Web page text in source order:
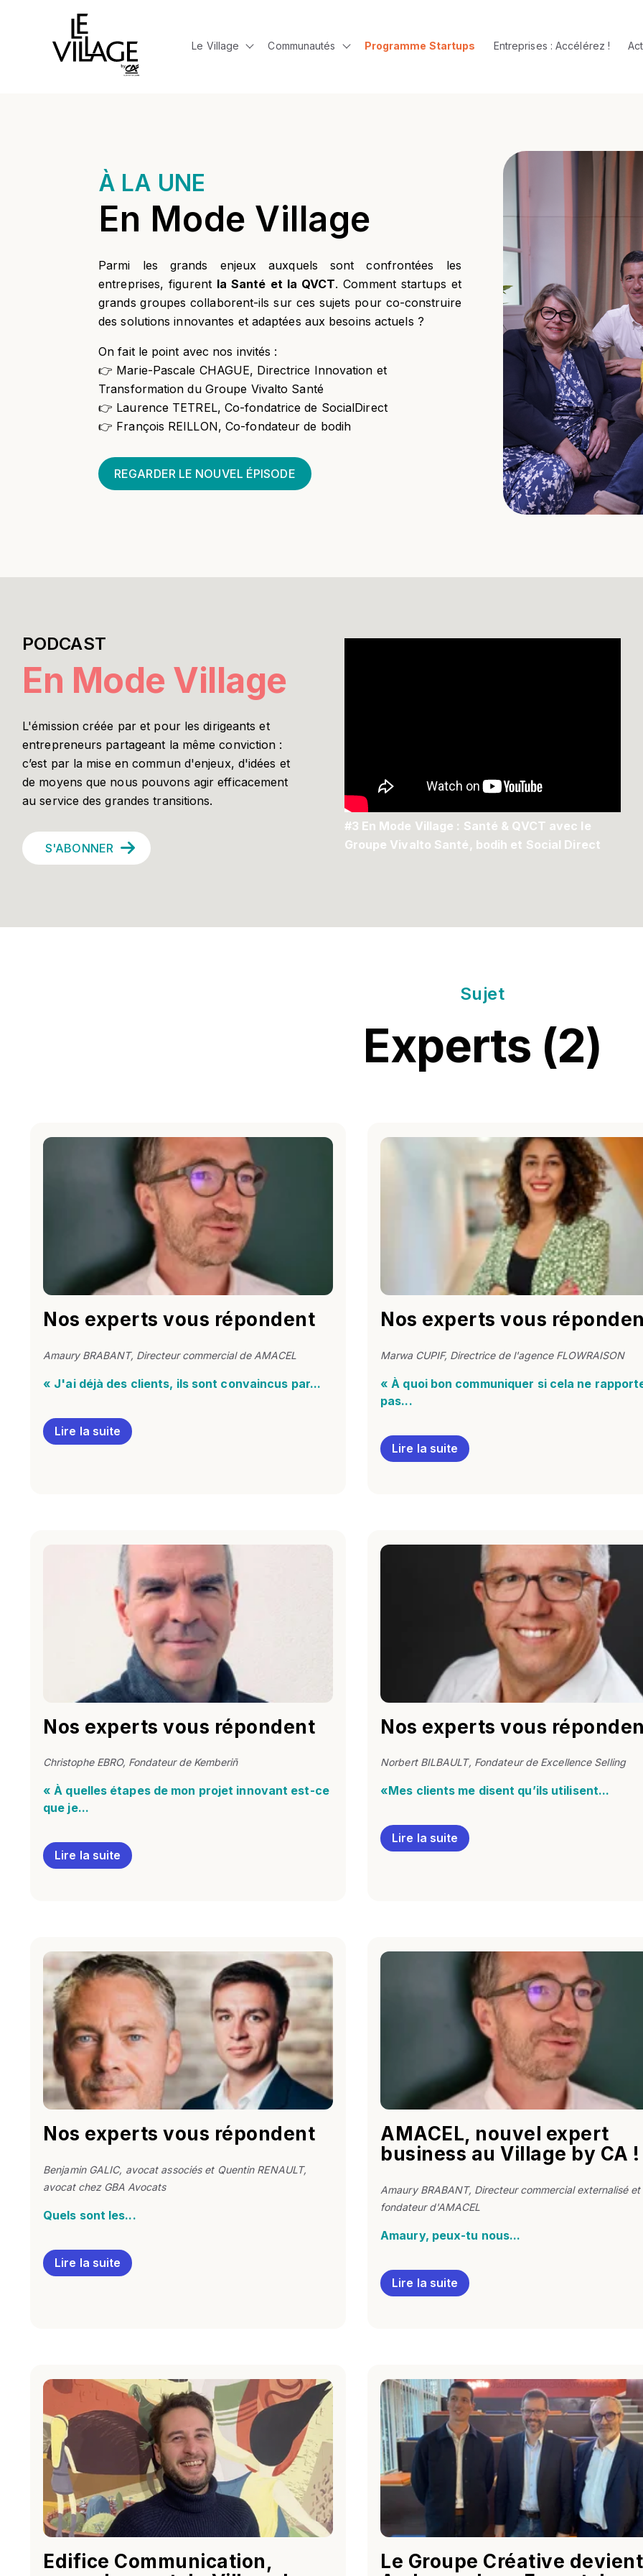
Le Village Show submenu for Le Village
Communautés Show submenu for Communautés
Programme Startups Entreprises : Accélérez !
À LA UNE
En Mode Village
Parmi les grands enjeux auxquels sont confrontées les
entreprises, figurent la Santé et la QVCT. Comment startups et
grands groupes collaborent-ils sur ces sujets pour co-construire
des solutions innovantes et adaptées aux besoins actuels ?
On fait le point avec nos invités :
👉 Marie-Pascale CHAGUE, Directrice Innovation et
Transformation du Groupe Vivalto Santé
👉 Laurence TETREL, Co-fondatrice de SocialDirect
👉 François REILLON, Co-fondateur de bodih
REGARDER LE NOUVEL ÉPISODE
PODCAST
En Mode Village
L'émission créée par et pour les dirigeants et
entrepreneurs partageant la même conviction :
c’est par la mise en commun d'enjeux, d'idées et
de moyens que nous pouvons agir efficacement
au service des grandes transitions.
S'ABONNER
#3 En Mode Village : Santé & QVCT avec le
Groupe Vivalto Santé, bodih et Social Direct
Sujet
Experts (2)
Nos experts vous répondent
Amaury BRABANT, Directeur commercial de AMACEL
« J'ai déjà des clients, ils sont convaincus par...
Lire la suite
Nos experts vous
Marwa CUPIF, Directrice de l'agence FLOWRAISON
« À quoi bon communiquer si cela ne
pas...
Lire la suite
Nos experts vous répondent
Christophe EBRO, Fondateur de Kemberiñ
« À quelles étapes de mon projet innovant est-ce
que je...
Lire la suite
Nos experts vous
Norbert BILBAULT, Fondateur de Excellence Selling
«Mes clients me disent qu’ils utilisent...
Lire la suite
Nos experts vous répondent
Benjamin GALIC, avocat associés et Quentin RENAULT,
avocat chez GBA Avocats
Quels sont les...
Lire la suite
AMACEL, nouvel expert
business au Village by CA !
Amaury BRABANT, Directeur commercial externalisé et
fondateur d'AMACEL
Amaury, peux-tu nous...
Lire la suite
Edifice Communication,
Le Groupe Créative devient